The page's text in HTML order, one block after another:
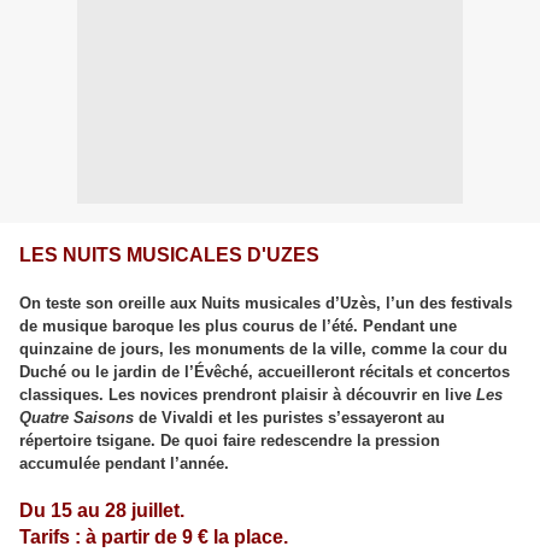
LES NUITS MUSICALES D'UZES
On teste son oreille aux Nuits musicales d’Uzès, l’un des festivals
de musique baroque les plus courus de l’été. Pendant une
quinzaine de jours, les monuments de la ville, comme la cour du
Duché ou le jardin de l’Évêché, accueilleront récitals et concertos
classiques. Les novices prendront plaisir à découvrir en live Les
Quatre Saisons de Vivaldi et les puristes s’essayeront au
répertoire tsigane. De quoi faire redescendre la pression
accumulée pendant l’année.
Du 15 au 28 juillet.
Tarifs : à partir de 9 € la place.